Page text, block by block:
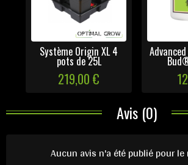
Système Origin XL 4
pots de 25L
219,00 €
Avis (0)
Aucun avis n'a été publié pour